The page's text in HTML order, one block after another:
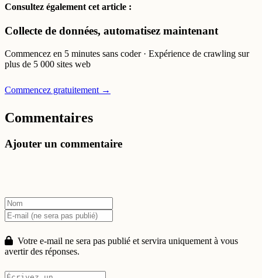
Consultez également cet article :
Collecte de données, automatisez maintenant
Commencez en 5 minutes sans coder · Expérience de crawling sur
plus de 5 000 sites web
Commencez gratuitement →
Commentaires
Ajouter un commentaire
Votre e-mail ne sera pas publié et servira uniquement à vous
avertir des réponses.